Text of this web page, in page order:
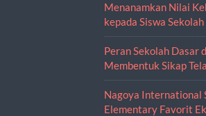
Menanamkan Nilai
kepada Siswa
Peran Sekolah Dasar
Membentuk Sikap
Nagoya International
Elementary Favorit